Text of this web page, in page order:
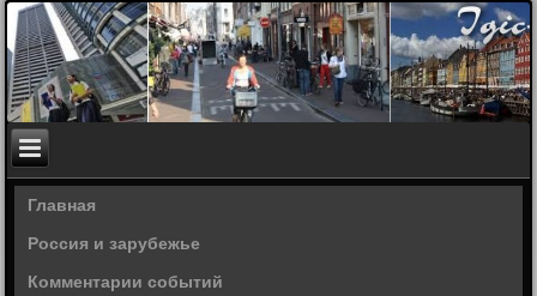
Главная
Россия и зарубежье
Комментарии событий